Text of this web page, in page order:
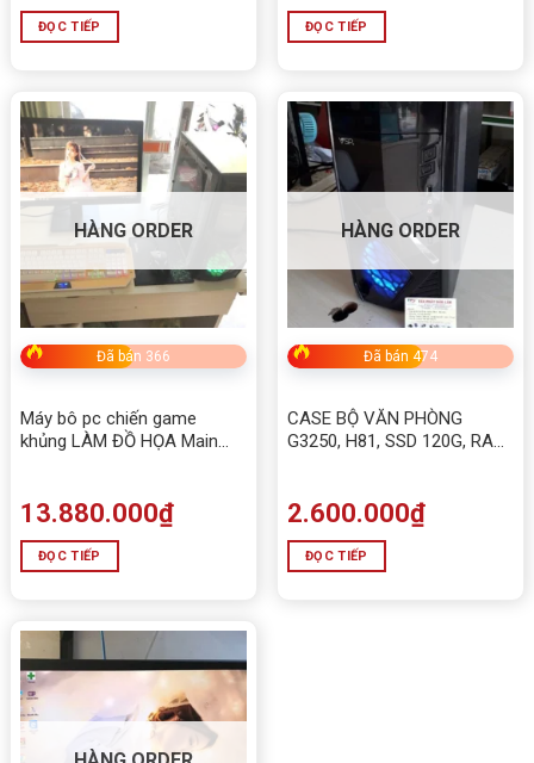
ĐỌC TIẾP ĐỌC TIẾP
HÀNG ORDER
Đã bán 366
Máy bô pc chiến game
khủng LÀM ĐỒ HỌA Main
13.880.000₫
ĐỌC TIẾP
HÀNG ORDER
Đã bán 474
CASE BỘ VĂN PHÒNG
G3250, H81, SSD 120G, RAM
2.600.000₫
ĐỌC TIẾP